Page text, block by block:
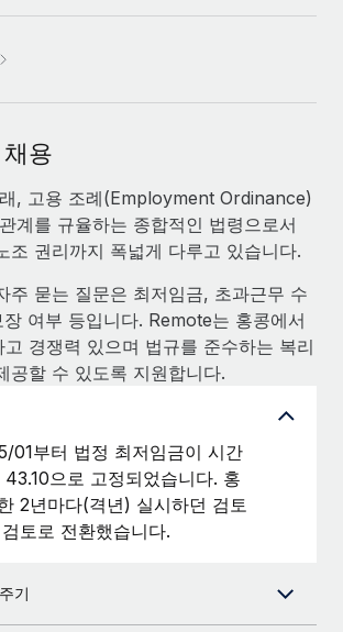
정 준수 업무 처리에 전문가 지원 제공
프로세스 간소화
험에 선제적으로 대응
제공 및 추적 관리
고 준법적으로 지원
및 전근
간편하게 처리
파트너
벌 HR을 유연하게 통합
동화 컨설팅
용
, 고용 조례(Employment Ordinance)
계를 규율하는 종합적인 법령으로서
조 권리까지 폭넓게 다루고 있습니다.
주 묻는 질문은 최저임금, 초과근무 수
여부 등입니다. Remote는 홍콩에서
경쟁력 있으며 법규를 준수하는 복리
공할 수 있도록 지원합니다.
01부터 법정 최저임금이 시간
으로 고정되었습니다. 홍
2년마다(격년) 실시하던 검토
토로 전환했습니다.
기